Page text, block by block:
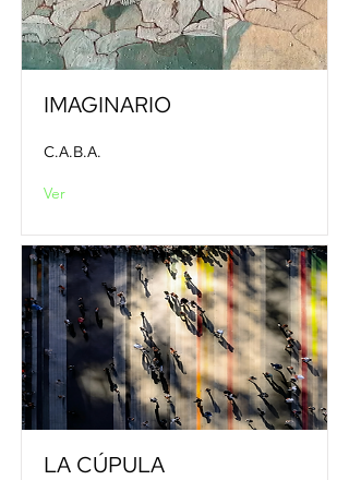
IMAGINARIO
C.A.B.A.
Ver
LA CÚPULA